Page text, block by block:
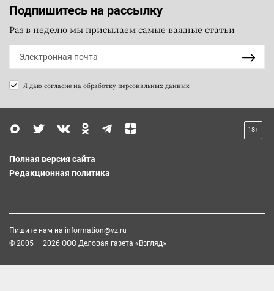
Подпишитесь на рассылку
Раз в неделю мы присылаем самые важные статьи
Я даю согласие на обработку персональных данных
18+
Полная версия сайта
Редакционная политика
Пишите нам на information@vz.ru
© 2005 — 2026 ООО Деловая газета «Взгляд»